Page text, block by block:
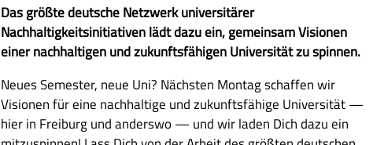
Z
u
s
m
m
e
Das größte deutsche Netzwerk universitärer
Nachhaltigkeitsinitiativen lädt dazu ein, gemeinsam Visionen
einer nachhaltigen und zukunftsfähigen Universität zu spinnen.
A
u
s
Neues Semester, neue Uni? Nächsten Montag schaffen wir
Visionen für eine nachhaltige und zukunftsfähige Universität —
hier in Freiburg und anderswo — und wir laden Dich dazu ein